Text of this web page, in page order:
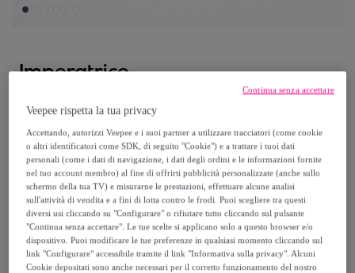
Imperatrice
Decolletè da cerimonia - tacco 9,0 cm
39,90 €
150,00 €
-73%
Venduto daImperatrice Srl
Veepee rispetta la tua privacy
Accettando, autorizzi Veepee e i suoi partner a utilizzare tracciatori (come cookie
o altri identificatori come SDK, di seguito "Cookie") e a trattare i tuoi dati
personali (come i dati di navigazione, i dati degli ordini e le informazioni fornite
nel tuo account membro) al fine di offrirti pubblicità personalizzate (anche sullo
schermo della tua TV) e misurarne le prestazioni, effettuare alcune analisi
sull'attività di vendita e a fini di lotta contro le frodi. Puoi scegliere tra questi
diversi usi cliccando su "Configurare" o rifiutare tutto cliccando sul pulsante
"Continua senza accettare". Le tue scelte si applicano solo a questo browser e/o
dispositivo. Puoi modificare le tue preferenze in qualsiasi momento cliccando sul
link "Configurare" accessibile tramite il link "Informativa sulla privacy". Alcuni
Cookie depositati sono anche necessari per il corretto funzionamento del nostro
Continua senza accettare